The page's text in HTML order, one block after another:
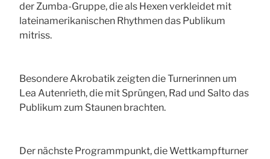
der Zumba-Gruppe, die als Hexen verkleidet mit
lateinamerikanischen Rhythmen das Publikum
mitriss.
Besondere Akrobatik zeigten die Turnerinnen um
Lea Autenrieth, die mit Sprüngen, Rad und Salto das
Publikum zum Staunen brachten.
Der nächste Programmpunkt, die Wettkampfturner